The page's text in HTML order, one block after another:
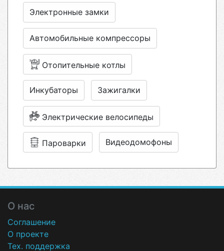
Электронные замки
Автомобильные компрессоры
Отопительные котлы
Инкубаторы Зажигалки
Электрические велосипеды
Пароварки Видеодомофоны
О нас
Соглашение
О проекте
Тех. поддержка